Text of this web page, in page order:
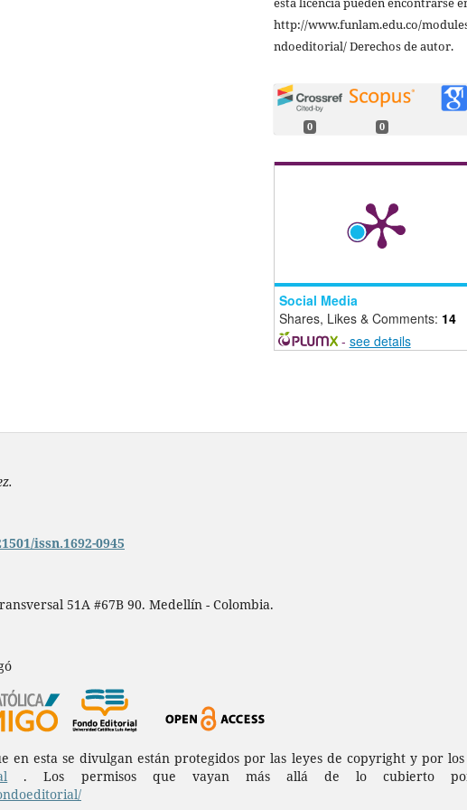
http://www.funlam.edu.co/
ndoeditorial/ Derechos de autor.
0 0
Social Media
Shares, Likes & Comments: 14
- see details
issn.1692-0945
51A #67B 90. Medellín - Colombia.
en esta se divulgan están protegidos por las leyes de copyright y por
. Los permisos que vayan más allá de lo cubierto por